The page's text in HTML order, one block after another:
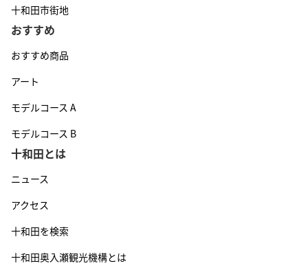
十和田市街地
おすすめ
おすすめ商品
アート
モデルコース A
モデルコース B
十和田とは
ニュース
アクセス
十和田を検索
十和田奥入瀬観光機構とは